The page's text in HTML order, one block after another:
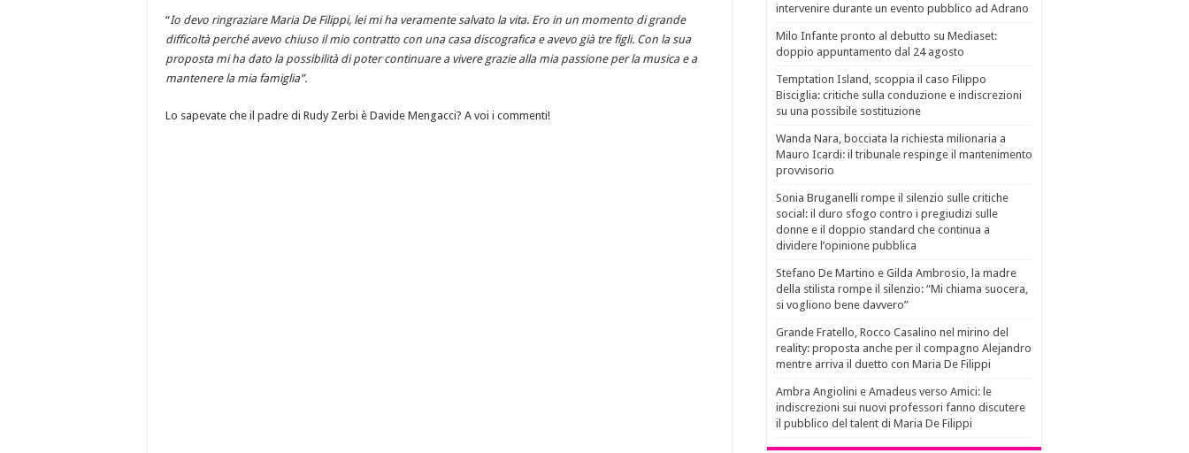
“Io devo ringraziare Maria De Filippi, lei mi ha veramente salvato la vita. Ero in un momento di grande
difficoltà perché avevo chiuso il mio contratto con una casa discografica e avevo già tre figli. Con la sua
proposta mi ha dato la possibilità di poter continuare a vivere grazie alla mia passione per la musica e a
mantenere la mia famiglia”.
Lo sapevate che il padre di Rudy Zerbi è Davide Mengacci? A voi i commenti!
intervenire durante un evento pubblico ad Adrano
Milo Infante pronto al debutto su Mediaset:
doppio appuntamento dal 24 agosto
Temptation Island, scoppia il caso Filippo
Bisciglia: critiche sulla conduzione e indiscrezioni
su una possibile sostituzione
Wanda Nara, bocciata la richiesta milionaria a
Mauro Icardi: il tribunale respinge il mantenimento
provvisorio
Sonia Bruganelli rompe il silenzio sulle critiche
social: il duro sfogo contro i pregiudizi sulle
donne e il doppio standard che continua a
dividere l’opinione pubblica
Stefano De Martino e Gilda Ambrosio, la madre
della stilista rompe il silenzio: “Mi chiama suocera,
si vogliono bene davvero”
Grande Fratello, Rocco Casalino nel mirino del
reality: proposta anche per il compagno Alejandro
mentre arriva il duetto con Maria De Filippi
Ambra Angiolini e Amadeus verso Amici: le
indiscrezioni sui nuovi professori fanno discutere
il pubblico del talent di Maria De Filippi